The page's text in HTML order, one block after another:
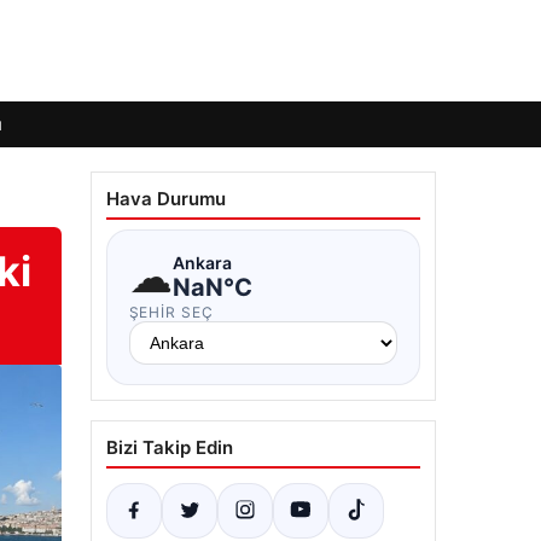
Hava Durumu
☁Ankara
NaN°C
ŞEHIR SEÇ
Bizi Takip Edin